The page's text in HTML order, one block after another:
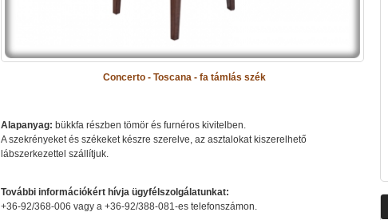
Concerto - Toscana - fa támlás szék
Alapanyag: bükkfa részben tömör és furnéros kivitelben.
A szekrényeket és székeket készre szerelve, az asztalokat kiszerelhető
lábszerkezettel szállítjuk.
További információkért hívja ügyfélszolgálatunkat:
+36-92/368-006 vagy a +36-92/388-081-es telefonszámon.